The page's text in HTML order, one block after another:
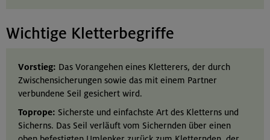
Wichtige Kletterbegriffe
Vorstieg: Das Vorangehen eines Kletterers, der durch
Zwischensicherungen sowie das mit einem Partner
verbundene Seil gesichert wird.
Toprope: Sicherste und einfachste Art des Kletterns und
Sicherns. Das Seil verläuft vom Sichernden über einen